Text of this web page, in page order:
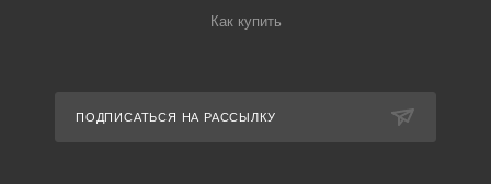
Как купить
ПОДПИСАТЬСЯ НА РАССЫЛКУ